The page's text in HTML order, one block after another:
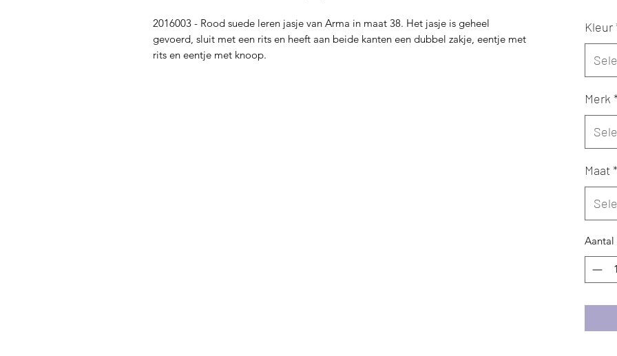
2016003 - Rood suede leren jasje van Arma in maat 38. Het jasje is geheel
gevoerd, sluit met een rits en heeft aan beide kanten een dubbel zakje, eentje met
rits en eentje met knoop.
Kleur
Merk
Maat*
Aantal